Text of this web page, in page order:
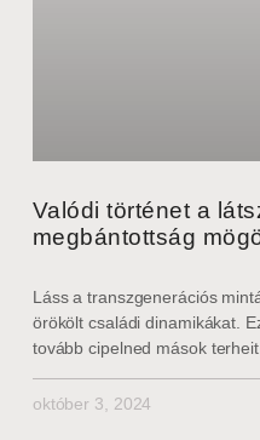
Valódi történet a
megbántottság
Láss a transzgenerációs
örökölt családi dinamikákat.
tovább cipelned mások
október 3, 2024